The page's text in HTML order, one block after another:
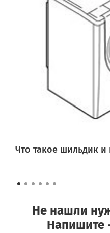
Что такое шильдик и
Не нашли
Напишите